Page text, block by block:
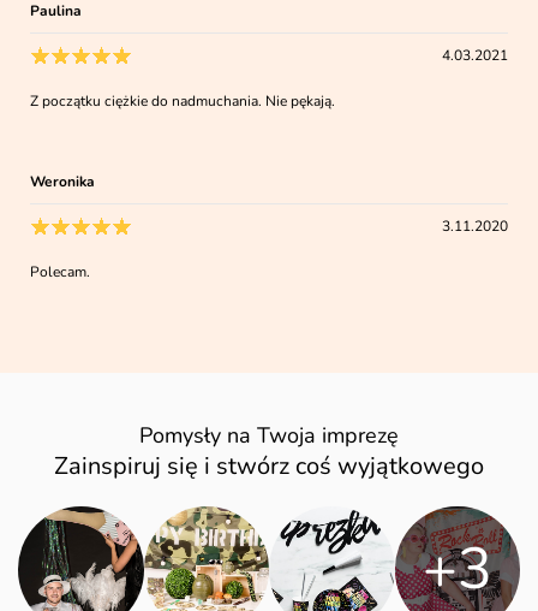
Paulina
4.03.2021
Z początku ciężkie do nadmuchania. Nie pękają.
Weronika
3.11.2020
Polecam.
Pomysły na Twoja imprezę
Zainspiruj się i stwórz coś wyjątkowego
+3